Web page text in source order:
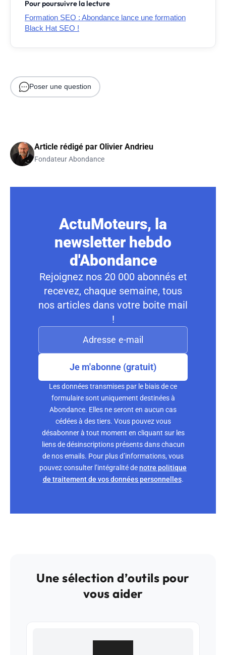
Pour poursuivre la lecture
Formation SEO : Abondance lance une formation
Black Hat SEO !
Poser une question
Article rédigé par Olivier Andrieu
Fondateur Abondance
ActuMoteurs, la
newsletter hebdo
d'Abondance
Rejoignez nos 20 000 abonnés et
recevez, chaque semaine, tous
nos articles dans votre boite mail
!
Je m'abonne (gratuit)
Les données transmises par le biais de ce
formulaire sont uniquement destinées à
Abondance. Elles ne seront en aucun cas
cédées à des tiers. Vous pouvez vous
désabonner à tout moment en cliquant sur les
liens de désinscriptions présents dans chacun
de nos emails. Pour plus d’informations, vous
pouvez consulter l’intégralité denotre politique
de traitement de vos données personnelles.
Une sélection d’outils pour
vous aider